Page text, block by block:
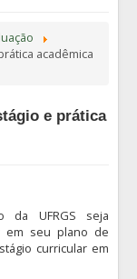
acadêmica
e prática
UFRGS seja
em seu plano de
curricular em